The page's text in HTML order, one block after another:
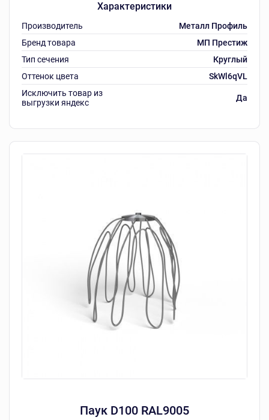
Характеристики
Производитель
Металл Профиль
Бренд товара
МП Престиж
Тип сечения
Круглый
Оттенок цвета
SkWl6qVL
Исключить товар из
выгрузки яндекс
Да
Паук D100 RAL9005